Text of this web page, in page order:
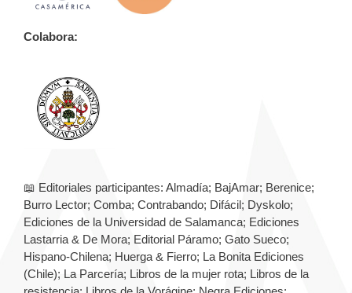
Colabora:
📖 Editoriales participantes: Almadía; BajAmar; Berenice;
Burro Lector; Comba; Contrabando; Difácil; Dyskolo;
Ediciones de la Universidad de Salamanca; Ediciones
Lastarria & De Mora; Editorial Páramo; Gato Sueco;
Hispano-Chilena; Huerga & Fierro; La Bonita Ediciones
(Chile); La Parcería; Libros de la mujer rota; Libros de la